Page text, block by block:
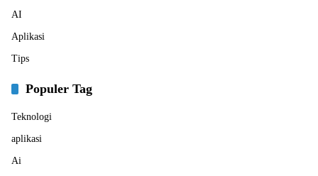
AI
Aplikasi
Tips
Populer Tag
Teknologi
aplikasi
Ai